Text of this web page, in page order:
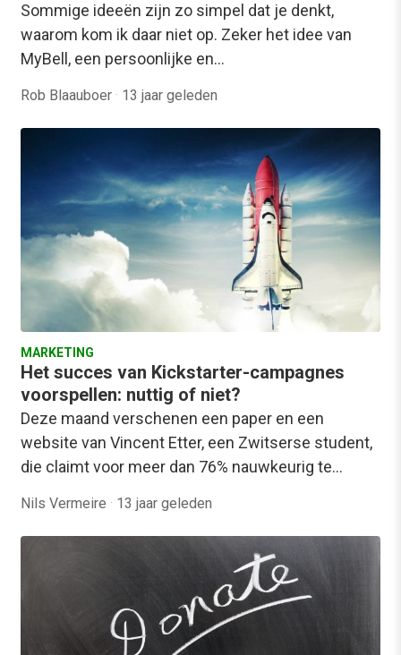
Sommige ideeën zijn zo simpel dat je denkt,
waarom kom ik daar niet op. Zeker het idee van
MyBell, een persoonlijke en…
Rob Blaauboer · 13 jaar geleden
MARKETING
Het succes van Kickstarter-campagnes
voorspellen: nuttig of niet?
Deze maand verschenen een paper en een
website van Vincent Etter, een Zwitserse student,
die claimt voor meer dan 76% nauwkeurig te…
Nils Vermeire · 13 jaar geleden